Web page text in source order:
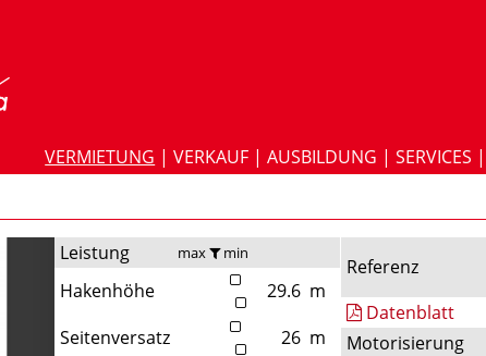
VERMIETUNG |VERKAUF |AUSBILDUNG |SERVICES |
Leistung max min
Hakenhöhe 29.6 m
Seitenversatz
26 m
Referenz
Datenblatt
Motorisierung